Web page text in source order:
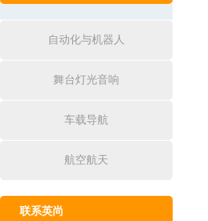
自动化与机器人
舞台灯光音响
车载导航
航空航天
联系英尚